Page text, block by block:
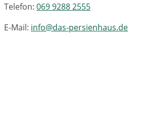
Telefon: 069 9288 2555
E-Mail: info@das-persienhaus.de